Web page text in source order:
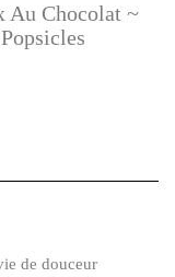
Au Chocolat ~
de douceur